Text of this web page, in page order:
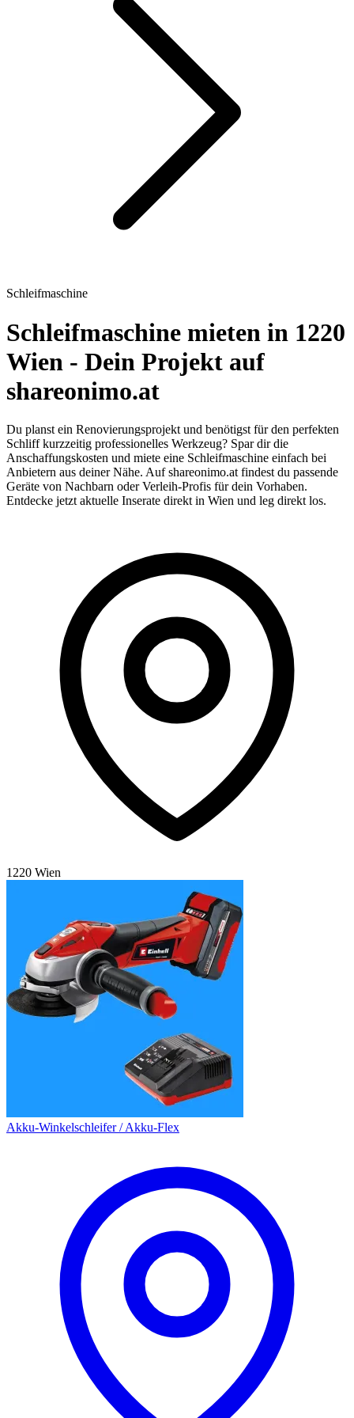
Schleifmaschine
Schleifmaschine mieten in 1220
Wien - Dein Projekt auf
shareonimo.at
Du planst ein Renovierungsprojekt und benötigst für den perfekten
Schliff kurzzeitig professionelles Werkzeug? Spar dir die
Anschaffungskosten und miete eine Schleifmaschine einfach bei
Anbietern aus deiner Nähe. Auf shareonimo.at findest du passende
Geräte von Nachbarn oder Verleih-Profis für dein Vorhaben.
Entdecke jetzt aktuelle Inserate direkt in Wien und leg direkt los.
1220 Wien
Akku-Winkelschleifer / Akku-Flex